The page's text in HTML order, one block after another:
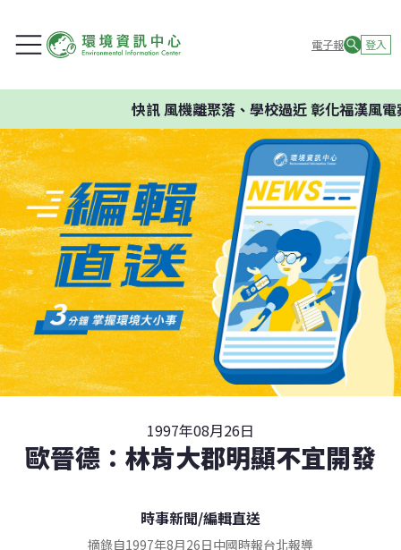
電子報 登入
快訊風機離聚落、學校過近 彰化福漢風電
1997年08月26日
歐晉德：林肯大郡明顯不宜開發
時事新聞/編輯直送
摘錄自1997年8月26日中國時報台北報導